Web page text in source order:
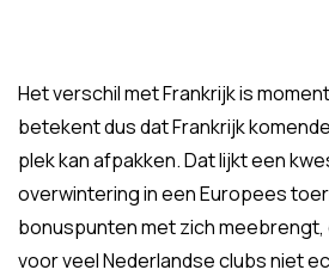
Het verschil met Frankrijk is
betekent dus dat Frankrijk
plek kan afpakken. Dat lijkt een
overwintering in een Europees
bonuspunten met zich
voor veel Nederlandse clubs niet